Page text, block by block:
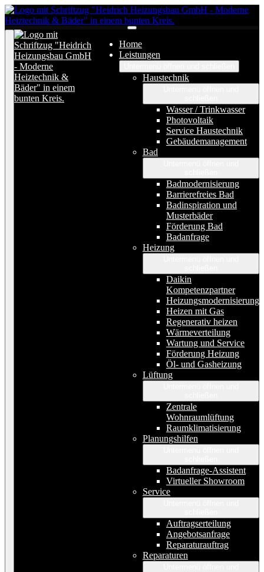
Home
Leistungen
Haustechnik
Wasser / Trinkwasser
Photovoltaik
Service Haustechnik
Gebäudemanagement
Bad
Badmodernisierung
Barrierefreies Bad
Badinspiration und
Musterbäder
Förderung Bad
Badanfrage
Heizung
Daikin
Kompetenzpartner
Heizungsmodernisierung
Heizen mit Gas
Regenerativ heizen
Wärmeverteilung
Wartung und Service
Förderung Heizung
Öl- und Gasheizung
Lüftung
Zentrale
Wohnraumlüftung
Raumklimatisierung
Planungshilfen
Badanfrage-Assistent
Virtueller Showroom
Service
Auftragserteilung
Angebotsanfrage
Reparaturauftrag
Reparaturen